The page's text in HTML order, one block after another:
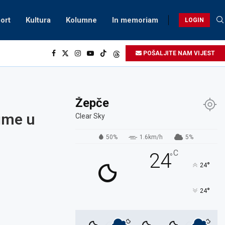
Kultura Kolumne In memoriam LOGIN
POŠALJITE NAM VIJEST
u
Žepče
Clear Sky
50% 1.6km/h 5%
24°C
24°
24°